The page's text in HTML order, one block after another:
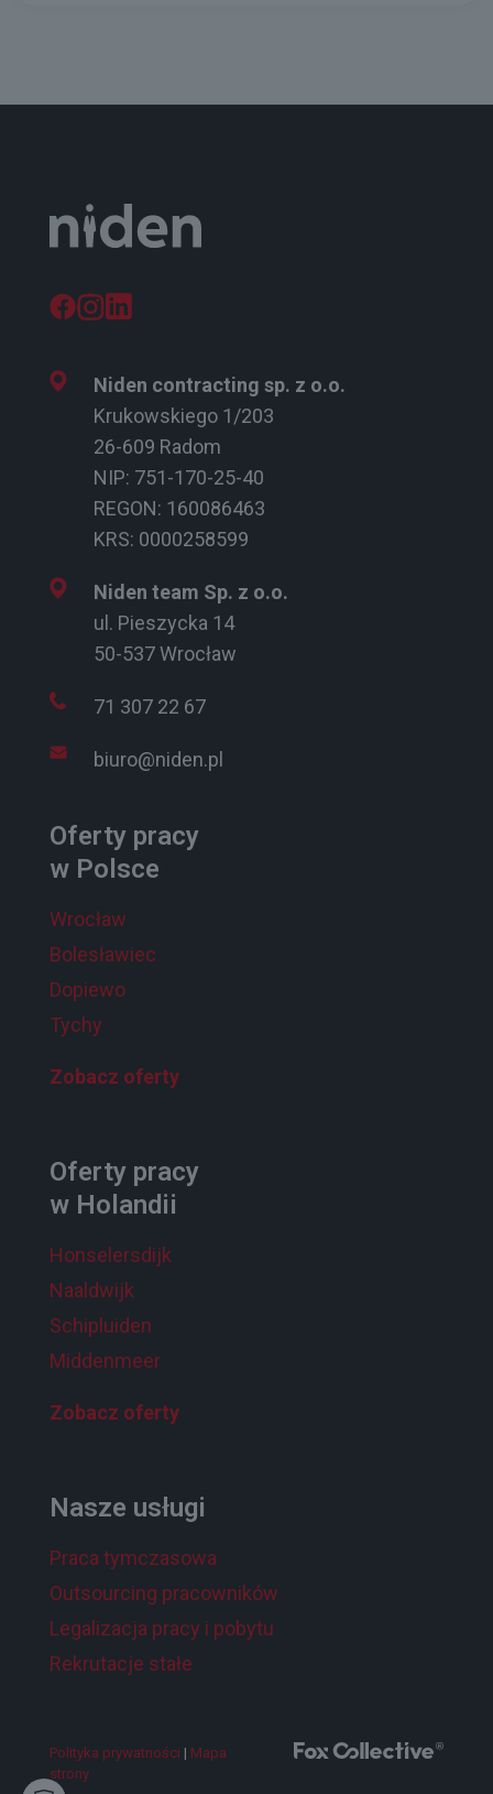
Niden contracting sp. z o.o.
Krukowskiego 1/203
26-609 Radom
NIP: 751-170-25-40
REGON: 160086463
KRS: 0000258599
Niden team Sp. z o.o.
ul. Pieszycka 14
50-537 Wrocław
71 307 22 67
biuro@niden.pl
Oferty pracy
w Polsce
Wrocław
Bolesławiec
Dopiewo
Tychy
Zobacz oferty
Oferty pracy
w Holandii
Honselersdijk
Naaldwijk
Schipluiden
Middenmeer
Zobacz oferty
Nasze usługi
Praca tymczasowa
Outsourcing pracowników
Legalizacja pracy i pobytu
Rekrutacje stałe
Polityka prywatności | Mapa
strony